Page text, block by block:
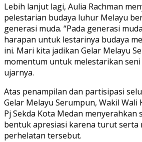
Lebih lanjut lagi, Aulia Rachman
pelestarian budaya luhur Melayu
generasi muda. “Pada generasi
harapan untuk lestarinya budaya
ini. Mari kita jadikan Gelar Melayu
momentum untuk melestarikan seni
ujarnya.
Atas penampilan dan partisipasi
Gelar Melayu Serumpun, Wakil Wali
Pj Sekda Kota Medan menyerahkan
bentuk apresiasi karena turut serta
perhelatan tersebut.